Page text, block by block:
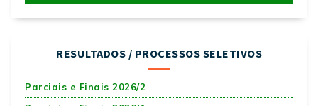
RESULTADOS / PROCESSOS SELETIVOS
Parciais e Finais 2026/2